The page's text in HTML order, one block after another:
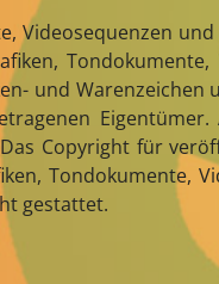
Videosequenzen
Tondokumente,
und Warenzeichen
Copyright für
Tondokumente,
gestattet.